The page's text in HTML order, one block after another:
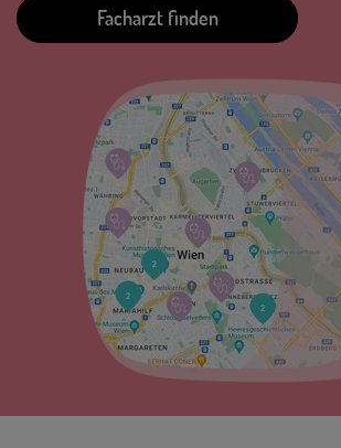
Facharzt finden